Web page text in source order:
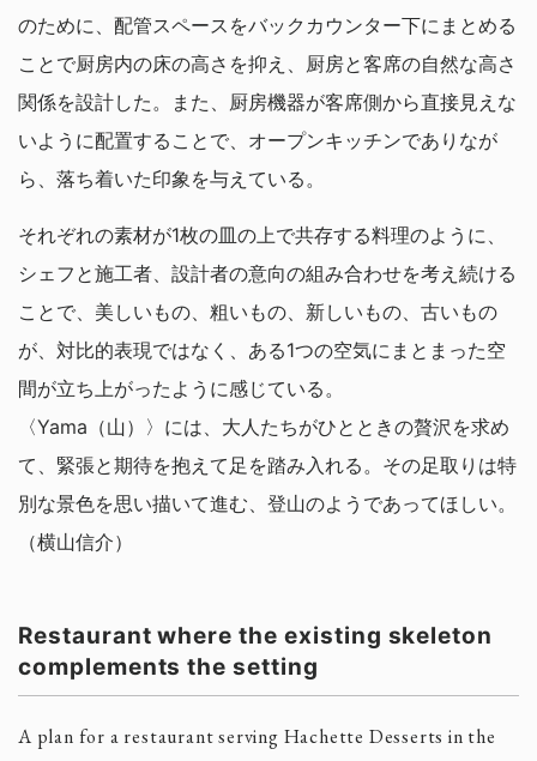
のために、配管スペースをバックカウンター下にまとめる
ことで厨房内の床の高さを抑え、厨房と客席の自然な高さ
関係を設計した。また、厨房機器が客席側から直接見えな
いように配置することで、オープンキッチンでありなが
ら、落ち着いた印象を与えている。
それぞれの素材が1枚の皿の上で共存する料理のように、
シェフと施工者、設計者の意向の組み合わせを考え続ける
ことで、美しいもの、粗いもの、新しいもの、古いもの
が、対比的表現ではなく、ある1つの空気にまとまった空
間が立ち上がったように感じている。
〈Yama（山）〉には、大人たちがひとときの贅沢を求め
て、緊張と期待を抱えて足を踏み入れる。その足取りは特
別な景色を思い描いて進む、登山のようであってほしい。
（横山信介）
Restaurant where the existing skeleton
complements the setting
A plan for a restaurant serving Hachette Desserts in the